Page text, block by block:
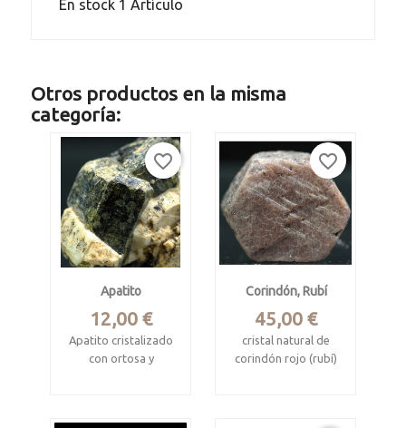
En stock 1 Artículo
Otros productos en la misma
categoría:
Apatito
Precio
12,00 €
Apatito cristalizado
con ortosa y
favorite_border
Corindón, Rubí
Precio
45,00 €
cristal natural de
corindón rojo (rubí)
favorite_border